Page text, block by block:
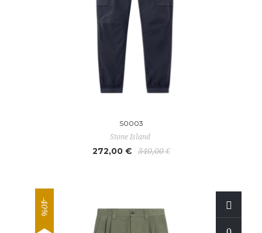
S0003
Stone Island
272,00 € 340,00 €
-40%